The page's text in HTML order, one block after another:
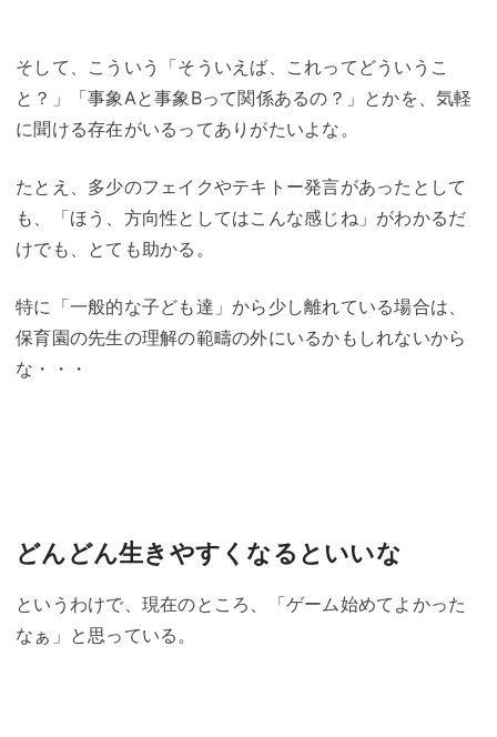
そして、こういう「そういえば、これってどういうこ
と？」「事象Aと事象Bって関係あるの？」とかを、気軽
に聞ける存在がいるってありがたいよな。
たとえ、多少のフェイクやテキトー発言があったとして
も、「ほう、方向性としてはこんな感じね」がわかるだ
けでも、とても助かる。
特に「一般的な子ども達」から少し離れている場合は、
保育園の先生の理解の範疇の外にいるかもしれないから
な・・・
どんどん生きやすくなるといいな
というわけで、現在のところ、「ゲーム始めてよかった
なぁ」と思っている。